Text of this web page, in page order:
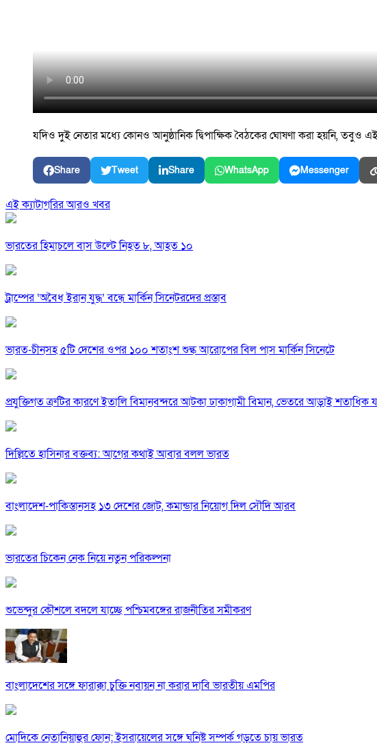
যদিও দুই নেতার মধ্যে কোনও আনুষ্ঠানিক দ্বিপাক্ষিক বৈঠকের ঘোষণা করা হয়নি, তবুও
Share Tweet Share WhatsApp Messenger
এই ক্যাটাগরির আরও খবর
ভারতের হিমাচলে বাস উল্টে নিহত ৮, আহত ১০
ট্রাম্পের ‘অবৈধ ইরান যুদ্ধ’ বন্ধে মার্কিন সিনেটরদের প্রস্তাব
ভারত-চীনসহ ৫টি দেশের ওপর ১০০ শতাংশ শুল্ক আরোপের বিল পাস মার্কিন সিনেটে
প্রযুক্তিগত ত্রুটির কারণে ইতালি বিমানবন্দরে আটকা ঢাকাগামী বিমান, ভেতরে আড়াই শতাধিক
দিল্লিতে হাসিনার বক্তব্য: আগের কথাই আবার বলল ভারত
বাংলাদেশ-পাকিস্তানসহ ১৩ দেশের জোট, কমান্ডার নিয়োগ দিল সৌদি আরব
ভারতের চিকেন নেক নিয়ে নতুন পরিকল্পনা
শুভেন্দুর কৌশলে বদলে যাচ্ছে পশ্চিমবঙ্গের রাজনীতির সমীকরণ
বাংলাদেশের সঙ্গে ফারাক্কা চুক্তি নবায়ন না করার দাবি ভারতীয় এমপির
মোদিকে নেতানিয়াহুর ফোন; ইসরায়েলের সঙ্গে ঘনিষ্ট সম্পর্ক গড়তে চায় ভারত